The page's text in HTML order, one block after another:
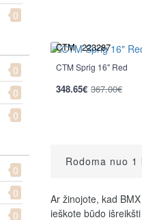
0
0
0
0
0
0
0
-5%
CTM 223287
CTM Sprig 16" Red
348.65€ 367.00€
Rodoma nuo
Ar žinojote, kad
ieškote būdo